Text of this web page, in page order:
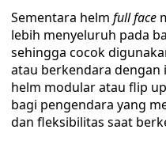
Sementara helm full face
lebih menyeluruh pada
sehingga cocok
atau berkendara dengan
helm modular atau flip
bagi pengendara yang
dan fleksibilitas saat